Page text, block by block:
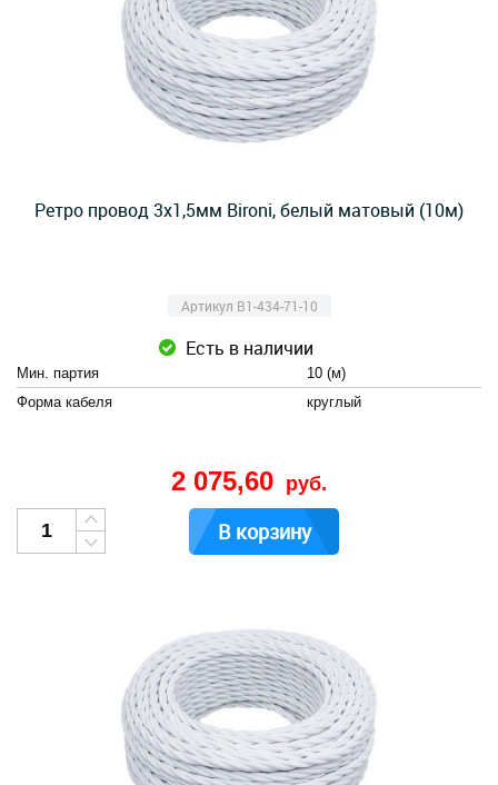
Ретро провод 3х1,5мм Bironi, белый матовый (10м)
Артикул B1-434-71-10
Есть в наличии
Мин. партия
10 (м)
Форма кабеля
круглый
2 075,60 руб.
В корзину